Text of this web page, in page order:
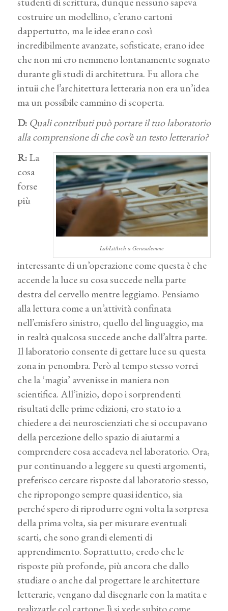
costruire un modellino, c’erano cartoni
dappertutto, ma le idee erano così
incredibilmente avanzate, sofisticate, erano idee
che non mi ero nemmeno lontanamente sognato
durante gli studi di architettura. Fu allora che
intuii che l’architettura letteraria non era un’idea
ma un possibile cammino di scoperta.
D: Quali contributi può portare il tuo laboratorio
alla comprensione di che cos’è un testo letterario?
LabLitArch a Gerusalemme
R:La
cosa
forse
più
interessante di un’operazione come questa è che
accende la luce su cosa succede nella parte
destra del cervello mentre leggiamo. Pensiamo
alla lettura come a un’attività confinata
nell’emisfero sinistro, quello del linguaggio, ma
in realtà qualcosa succede anche dall’altra parte.
Il laboratorio consente di gettare luce su questa
zona in penombra. Però al tempo stesso vorrei
che la ‘magia’ avvenisse in maniera non
scientifica. All’inizio, dopo i sorprendenti
risultati delle prime edizioni, ero stato io a
chiedere a dei neuroscienziati che si occupavano
della percezione dello spazio di aiutarmi a
comprendere cosa accadeva nel laboratorio. Ora,
pur continuando a leggere su questi argomenti,
preferisco cercare risposte dal laboratorio stesso,
che ripropongo sempre quasi identico, sia
perché spero di riprodurre ogni volta la sorpresa
della prima volta, sia per misurare eventuali
scarti, che sono grandi elementi di
apprendimento. Soprattutto, credo che le
risposte più profonde, più ancora che dallo
studiare o anche dal progettare le architetture
letterarie, vengano dal disegnarle con la matita e